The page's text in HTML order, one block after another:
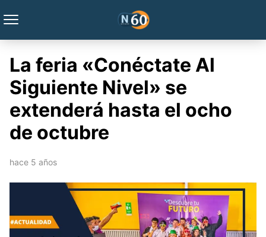
La feria «Conéctate Al
Siguiente Nivel» se
extenderá hasta el ocho
de octubre
hace 5 años